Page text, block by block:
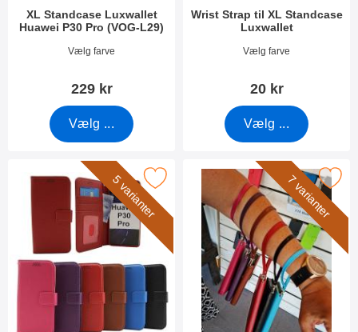
XL Standcase Luxwallet
Huawei P30 Pro (VOG-L29)
Varenr 48241Vælg farve
229 kr
Vælg ...
Wrist Strap til XL Standcase
Luxwallet
Varenr 50276Vælg farve
20 kr
Vælg ...
5 varianter
new Standcase Wallet Huawei P30 Pro som favorit
7 varianter
Marker wrist Strap til New